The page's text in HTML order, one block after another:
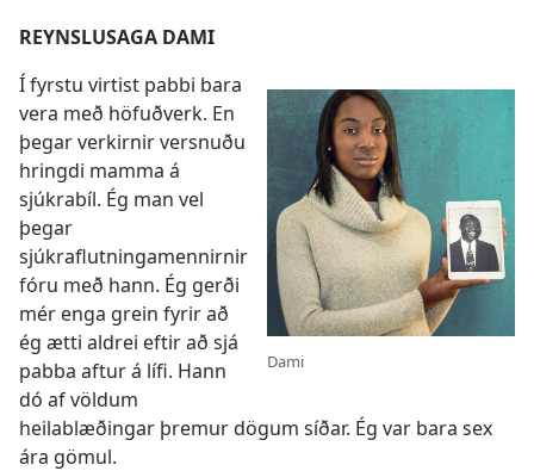
REYNSLUSAGA DAMI
Dami
Í fyrstu virtist pabbi bara
vera með höfuðverk. En
þegar verkirnir versnuðu
hringdi mamma á
sjúkrabíl. Ég man vel
þegar
sjúkraflutningamennirnir
fóru með hann. Ég gerði
mér enga grein fyrir að
ég ætti aldrei eftir að sjá
pabba aftur á lífi. Hann
dó af völdum
heilablæðingar þremur dögum síðar. Ég var bara sex
ára gömul.